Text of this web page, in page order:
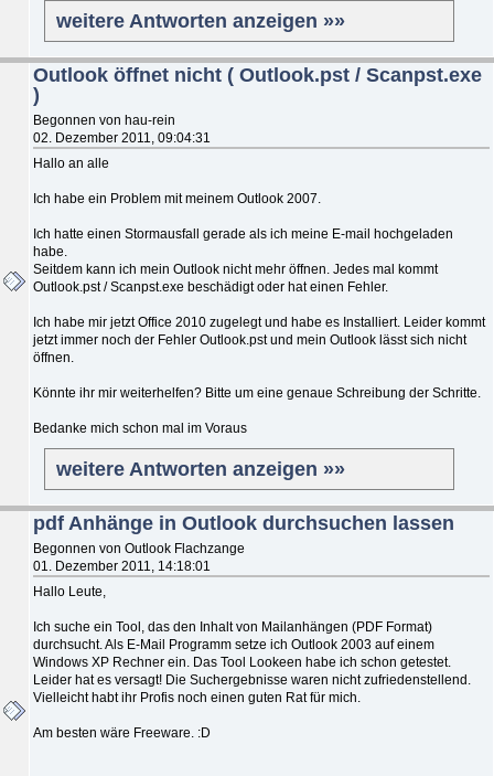
weitere Antworten anzeigen »»
Outlook öffnet nicht ( Outlook.pst / Scanpst.exe
)
Begonnen von hau-rein
02. Dezember 2011, 09:04:31
Hallo an alle
Ich habe ein Problem mit meinem Outlook 2007.
Ich hatte einen Stormausfall gerade als ich meine E-mail hochgeladen
habe.
Seitdem kann ich mein Outlook nicht mehr öffnen. Jedes mal kommt
Outlook.pst / Scanpst.exe beschädigt oder hat einen Fehler.
Ich habe mir jetzt Office 2010 zugelegt und habe es Installiert. Leider kommt
jetzt immer noch der Fehler Outlook.pst und mein Outlook lässt sich nicht
öffnen.
Könnte ihr mir weiterhelfen? Bitte um eine genaue Schreibung der Schritte.
Bedanke mich schon mal im Voraus
weitere Antworten anzeigen »»
pdf Anhänge in Outlook durchsuchen lassen
Begonnen von Outlook Flachzange
01. Dezember 2011, 14:18:01
Hallo Leute,
Ich suche ein Tool, das den Inhalt von Mailanhängen (PDF Format)
durchsucht. Als E-Mail Programm setze ich Outlook 2003 auf einem
Windows XP Rechner ein. Das Tool Lookeen habe ich schon getestet.
Leider hat es versagt! Die Suchergebnisse waren nicht zufriedenstellend.
Vielleicht habt ihr Profis noch einen guten Rat für mich.
Am besten wäre Freeware. :D